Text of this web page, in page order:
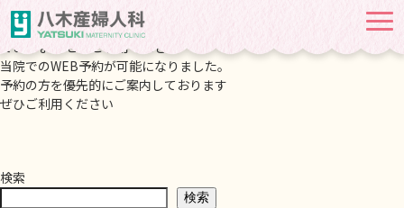
WEB予約のご案内2026-06-25
当院でのWEB予約が可能になりました。 予約の方を優先的にご案内し
ております ぜひご利用ください
当院でのWEB予約が可能になりました。
予約の方を優先的にご案内しております
ぜひご利用ください
検索
検索